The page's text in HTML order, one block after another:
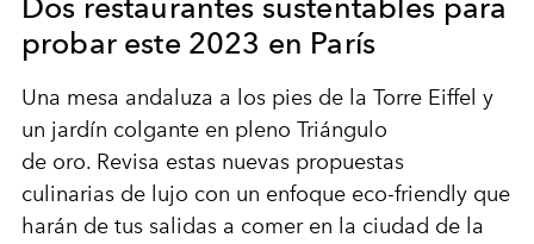
Dos restaurantes sustentables para
probar este 2023 en París
Una mesa andaluza a los pies de la Torre Eiffel y
un jardín col gante en pleno Triángulo
de oro. Revisa estas nuevas propuestas
culinarias de lujo con un enfoque eco-friendly que
harán de tus salidas a comer en la ciudad de la